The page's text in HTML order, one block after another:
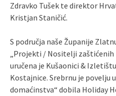
Zdravko Tušek te direktor
Kristjan Staničić.
S područja naše Županije
„Projekti / Nositelji zaštićenih
uručena je Kušaonici &
Kostajnice. Srebrnu je povelju
domaćinstva“ dobila Holiday